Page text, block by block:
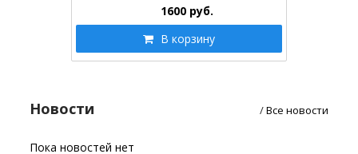
1600 руб.
В корзину
Новости /Все новости
Пока новостей нет